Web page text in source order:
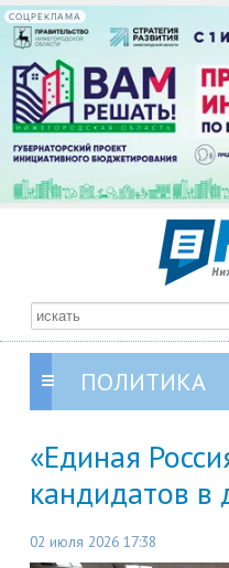
СОЦРЕКЛАМА
ПОЛИТИКА
«Единая
кандидатов
02 июля 2026 17:38